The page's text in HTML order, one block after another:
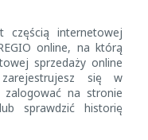
częścią internetowej
online, na którą
sprzedaży online
zarejestrujesz się w
na stronie
sprawdzić historię